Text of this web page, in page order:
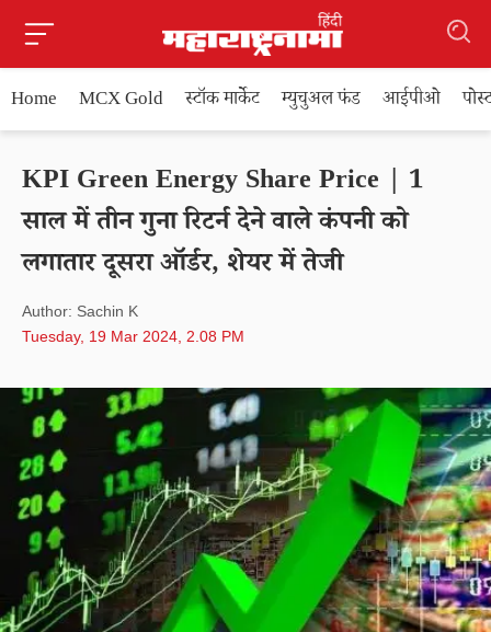
Home MCX Gold स्टॉक मार्केट म्युचुअल फंड आईपीओ
KPI Green Energy Share Price | 1
साल में तीन गुना रिटर्न देने वाले कंपनी को
लगातार दूसरा ऑर्डर, शेयर में तेजी
Author: Sachin K
Tuesday, 19 Mar 2024, 2.08 PM